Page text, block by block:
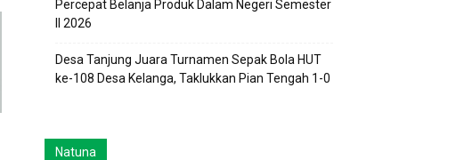
Percepat Belanja Produk Dalam Negeri Semester
II 2026
Desa Tanjung Juara Turnamen Sepak Bola HUT
ke-108 Desa Kelanga, Taklukkan Pian Tengah 1-0
Natuna